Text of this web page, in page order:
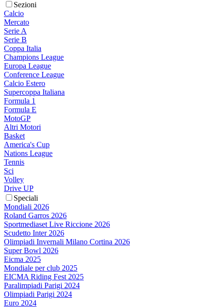
Sezioni
Calcio
Mercato
Serie A
Serie B
Coppa Italia
Champions League
Europa League
Conference League
Calcio Estero
Supercoppa Italiana
Formula 1
Formula E
MotoGP
Altri Motori
Basket
America's Cup
Nations League
Tennis
Sci
Volley
Drive UP
Speciali
Mondiali 2026
Roland Garros 2026
Sportmediaset Live Riccione 2026
Scudetto Inter 2026
Olimpiadi Invernali Milano Cortina 2026
Super Bowl 2026
Eicma 2025
Mondiale per club 2025
EICMA Riding Fest 2025
Paralimpiadi Parigi 2024
Olimpiadi Parigi 2024
Euro 2024